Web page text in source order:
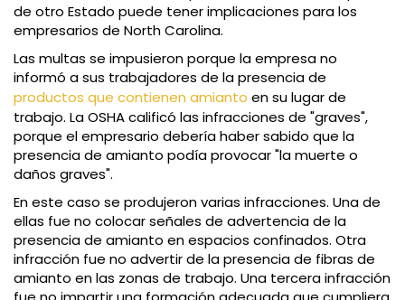
de otro Estado puede tener implicaciones para los
empresarios de North Carolina.
Las multas se impusieron porque la empresa no
informó a sus trabajadores de la presencia de
productos que contienen amianto en su lugar de
trabajo. La OSHA calificó las infracciones de "graves",
porque el empresario debería haber sabido que la
presencia de amianto podía provocar "la muerte o
daños graves".
En este caso se produjeron varias infracciones. Una de
ellas fue no colocar señales de advertencia de la
presencia de amianto en espacios confinados. Otra
infracción fue no advertir de la presencia de fibras de
amianto en las zonas de trabajo. Una tercera infracción